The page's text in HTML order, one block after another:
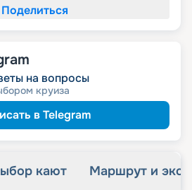
Поделиться
на вопросы
круиза
в Telegram
кают Маршрут и